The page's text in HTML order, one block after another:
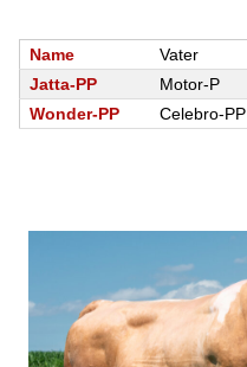
Name Vater
Jatta-PP
Motor-P
Wonder-PP
Celebro-PP